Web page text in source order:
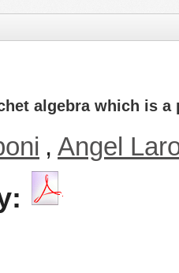
algebra which is
, Angel